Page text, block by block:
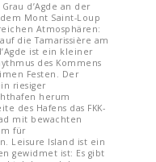
d’Agde an der
Mont Saint-Loup
Atmosphären:
die Tamarissière am
ist ein kleiner
des Kommens
Festen. Der
riesiger
herum
des Hafens das FKK-
mit bewachten
für
Leisure Island ist ein
gewidmet ist: Es gibt